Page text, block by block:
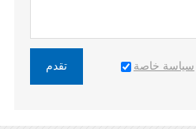
تقدم سياسة خاصة